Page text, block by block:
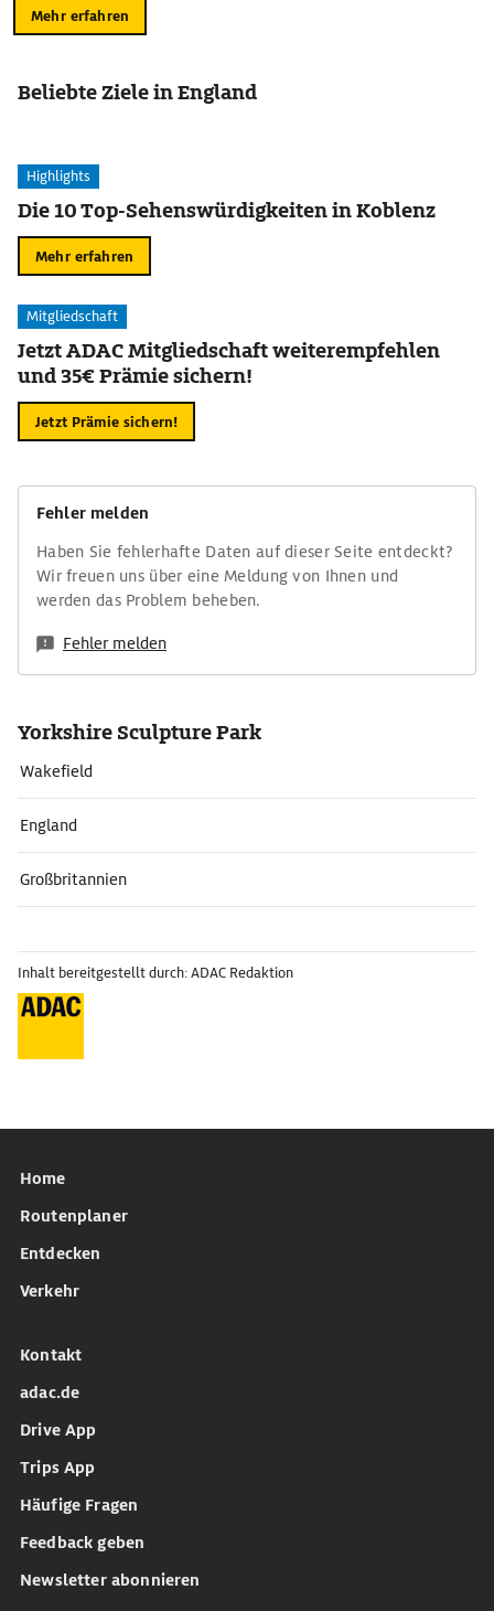
Mehr erfahren
Beliebte Ziele in England
Highlights
Die 10 Top-Sehenswürdigkeiten in Koblenz
Mehr erfahren
Mitgliedschaft
Jetzt ADAC Mitgliedschaft weiterempfehlen
und 35€ Prämie sichern!
Jetzt Prämie sichern!
Fehler melden
Haben Sie fehlerhafte Daten auf dieser Seite entdeckt?
Wir freuen uns über eine Meldung von Ihnen und
werden das Problem beheben.
Fehler melden
Yorkshire Sculpture Park
Wakefield
England
Großbritannien
Inhalt bereitgestellt durch: ADAC Redaktion
Home
Routenplaner
Entdecken
Verkehr
Kontakt
adac.de
Drive App
Trips App
Häufige Fragen
Feedback geben
Newsletter abonnieren